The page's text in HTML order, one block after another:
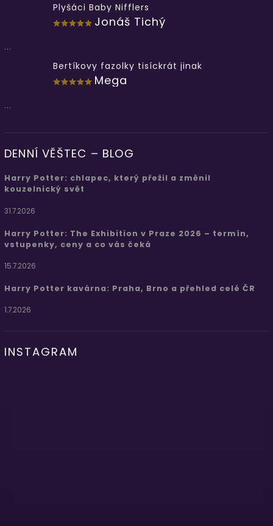
Plyšáci Baby Nifflers
Jonáš Tichý
...
Bertíkovy fazolky tisíckrát jinak
Mega
...
DENNÍ VĚŠTEC – BLOG
Harry Potter: chlapec, který přežil a změnil
kouzelnický svět
31.7.2026
Harry Potter: The Exhibition v Praze 2026 – termín,
vstupenky, ceny a co vás čeká
15.7.2026
Harry Potter kavárna: Praha, Brno a přehled celé ČR
1.7.2026
INSTAGRAM